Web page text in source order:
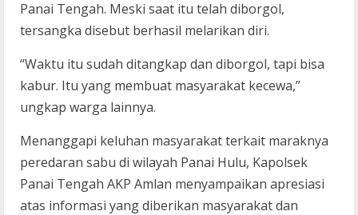
Panai Tengah. Meski saat itu telah diborgol,
tersangka disebut berhasil melarikan diri.
“Waktu itu sudah ditangkap dan diborgol, tapi bisa
kabur. Itu yang membuat masyarakat kecewa,”
ungkap warga lainnya.
Menanggapi keluhan masyarakat terkait maraknya
peredaran sabu di wilayah Panai Hulu, Kapolsek
Panai Tengah AKP Amlan menyampaikan apresiasi
atas informasi yang diberikan masyarakat dan